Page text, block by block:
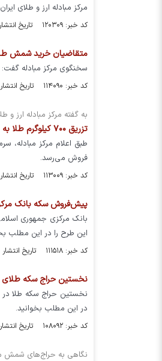
مرکز مبادله ارز و طلای ایران، یکصد و
کد خبر: ۱۲۰۳۰۹ تاریخ انتشار : ۱۴۰۴/۰۹/۲۷
متقاضیان خرید شمش
سخنگوی مرکز مبادله گفت: از ابتدای سال تاکنون، ۳۳ جلسه
کد خبر: ۱۱۴۰۹۰ تاریخ انتشار : ۱۴۰۴/۰۸/۰۳
به گفته مرکز مبادله ارز و
تزریق ۷۰۰ کیلوگرم طلا به بازار مبادله
فروش می‎‌رسد.
کد خبر: ۱۱۳۰۰۹ تاریخ انتشار : ۱۴۰۴/۰۷/۲۳
پیش‌فروش سکه بانک مرکزی | طرح
این طرح را در این مطلب
کد خبر: ۱۱۱۵۱۸ تاریخ انتشار : ۱۴۰۴/۰۷/۱۲
نخستین حراج سکه طلای مرکز مبادله ایران در
در این مطلب بخوانید.
کد خبر: ۱۰۸۰۹۲ تاریخ انتشار : ۱۴۰۴/۰۶/۰۴
نگاهی به حراج‌های شمش